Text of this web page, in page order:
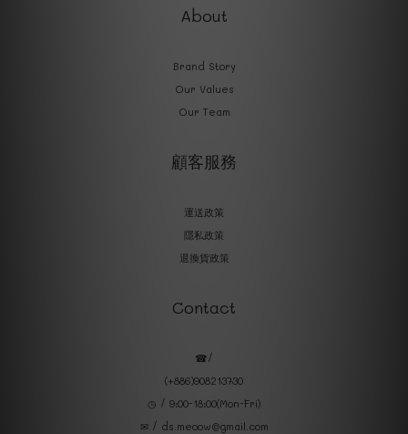
About
Brand Story
Our Values
Our Team
顧客服務
運送政策
隱私政策
退換貨政策
Contact
☎/
(+886)908213730
◷ / 9:00-18:00(Mon-Fri)
✉ / ds.meoow@gmail.com